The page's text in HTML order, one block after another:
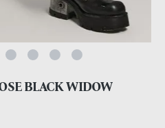
BLACK WIDOW